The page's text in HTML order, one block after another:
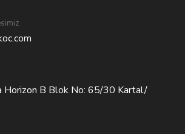
Horizon B Blok No: 65/30 Kartal/